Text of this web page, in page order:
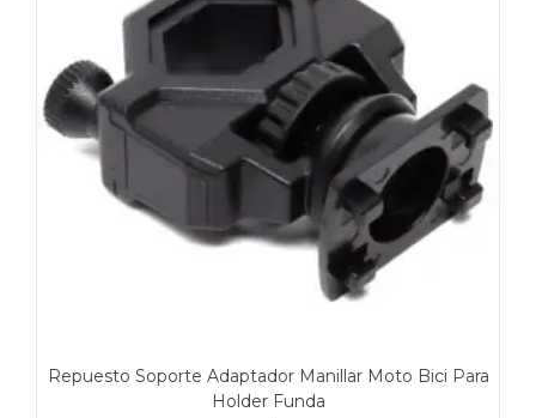
Repuesto Soporte Adaptador Manillar Moto Bici Para
Holder Funda